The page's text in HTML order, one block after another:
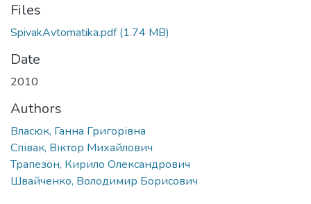
Files
SpivakAvtomatika.pdf(1.74 MB)
Date
2010
Authors
Власюк, Ганна Григорівна
Співак, Віктор Михайлович
Трапезон, Кирило Олександрович
Швайченко, Володимир Борисович